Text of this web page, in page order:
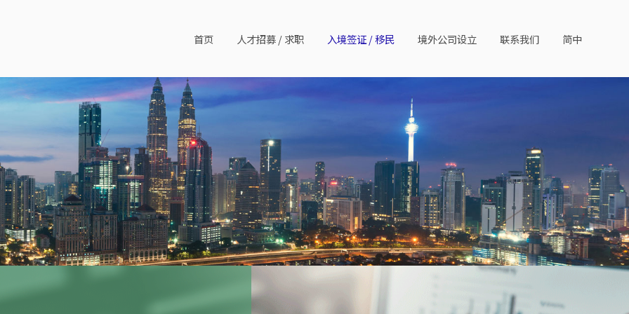
首页
人才招募 / 求职 入境签证 / 移民 境外公司设立 联系我们 简中